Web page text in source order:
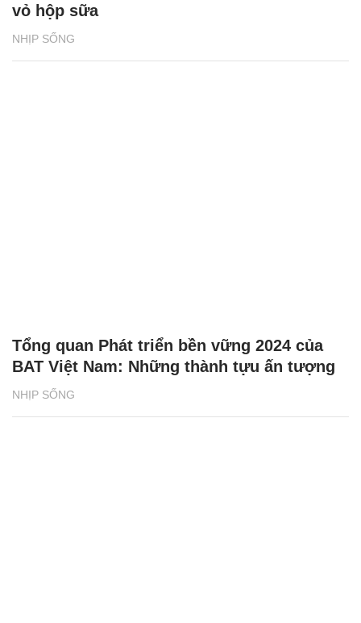
NHỊP SỐNG
vỏ hộp sữa
NHỊP SỐNG
Tổng quan Phát triển bền vững 2024 của
BAT Việt Nam: Những thành tựu ấn tượng